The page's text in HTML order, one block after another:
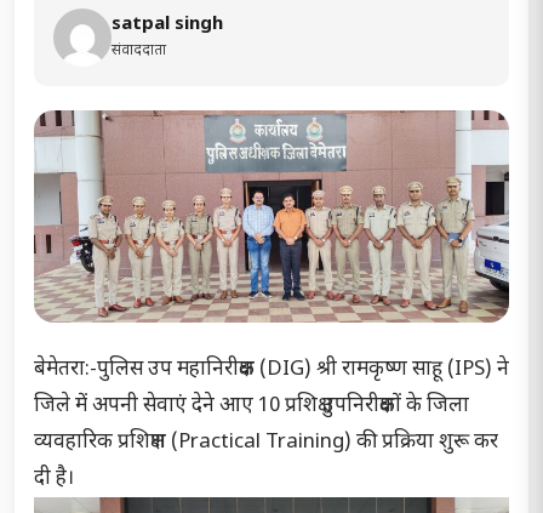
satpal singh
संवाददाता
बेमेतरा:-पुलिस उप महानिरीक्षक (DIG) श्री रामकृष्ण साहू (IPS) ने
जिले में अपनी सेवाएं देने आए 10 प्रशिक्षु उपनिरीक्षकों के जिला
व्यवहारिक प्रशिक्षण (Practical Training) की प्रक्रिया शुरू कर
दी है।